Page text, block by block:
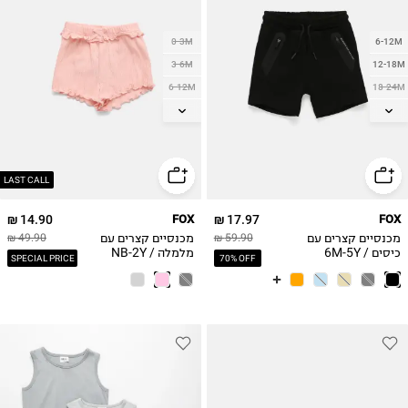
6-12M
12-18M
18-24M
2Y
5Y
17.97 ₪
59.90 ₪
70% OFF
FOX
מכנסיים קצרים עם
כיסים / 6M-5Y
LAST CALL
0-3M
3-6M
6-12M
12-18M
14.90 ₪
49.90 ₪
SPECIAL PRICE
FOX
מכנסיים קצרים עם
מלמלה / NB-2Y